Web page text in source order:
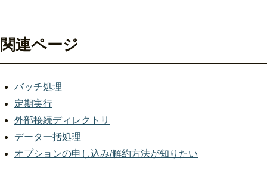
関連ページ
バッチ処理
定期実行
外部接続ディレクトリ
データ一括処理
オプションの申し込み/解約方法が知りたい